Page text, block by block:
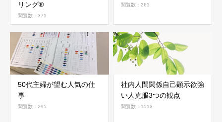
リング®
閲覧数：371
閲覧数：261
50代主婦が望む人気の仕
事
閲覧数：295
社内人間関係自己顕示欲強
い人克服3つの観点
閲覧数：1513